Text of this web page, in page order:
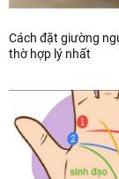
Cách đặt giường
thờ hợp lý nhất